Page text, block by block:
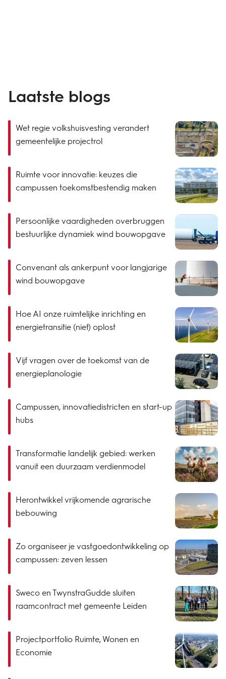
Laatste blogs
Wet regie volkshuisvesting verandert
gemeentelijke projectrol
Ruimte voor innovatie: keuzes die
campussen toekomstbestendig maken
Persoonlijke vaardigheden overbruggen
bestuurlijke dynamiek wind bouwopgave
Convenant als ankerpunt voor langjarige
wind bouwopgave
Hoe AI onze ruimtelijke inrichting en
energietransitie (niet) oplost
Vijf vragen over de toekomst van de
energieplanologie
Campussen, innovatiedistricten en start-up
hubs
Transformatie landelijk gebied: werken
vanuit een duurzaam verdienmodel
Herontwikkel vrijkomende agrarische
bebouwing
Zo organiseer je vastgoedontwikkeling op
campussen: zeven lessen
Sweco en TwynstraGudde sluiten
raamcontract met gemeente Leiden
Projectportfolio Ruimte, Wonen en
Economie